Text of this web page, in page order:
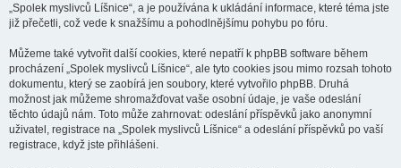
„Spolek myslivců Líšnice“, a je používána k ukládání informace, které téma jste
již přečetli, což vede k snažšímu a pohodlnějšímu pohybu po fóru.
Můžeme také vytvořit další cookies, které nepatří k phpBB software během
procházení „Spolek myslivců Líšnice“, ale tyto cookies jsou mimo rozsah tohoto
dokumentu, který se zaobírá jen soubory, které vytvořilo phpBB. Druhá
možnost jak můžeme shromažďovat vaše osobní údaje, je vaše odeslání
těchto údajů nám. Toto může zahrnovat: odeslání příspěvků jako anonymní
uživatel, registrace na „Spolek myslivců Líšnice“ a odeslání příspěvků po vaší
registrace, když jste přihlášeni.